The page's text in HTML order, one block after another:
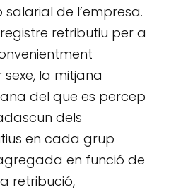
de l’empresa.
registre retributiu per a
la mitjana
del que es percep
dels
en cada grup
en funció de
retribució,